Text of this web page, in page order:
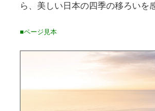
ら、美しい日本の四季の移ろいを
■ページ見本